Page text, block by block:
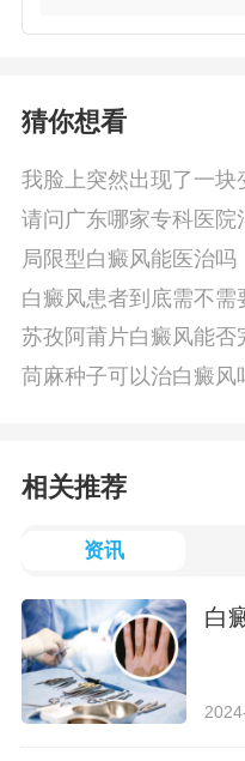
猜你想看
我脸上突然出现了一
请问广东哪家专科医院
局限型白癜风能医治吗
白癜风患者到底需不需
苏孜阿莆片白癜风能否
苘麻种子可以治白癜风
相关推荐
资讯
白